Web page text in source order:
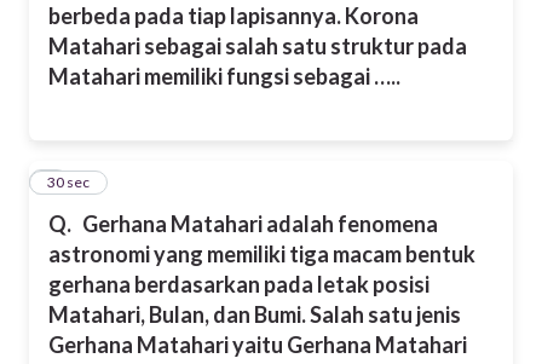
berbeda pada tiap lapisannya. Korona
Matahari sebagai salah satu struktur pada
Matahari memiliki fungsi sebagai …..
Q. Gerhana Matahari adalah fenomena
astronomi yang memiliki tiga macam bentuk
gerhana berdasarkan pada letak posisi
Matahari, Bulan, dan Bumi. Salah satu jenis
Gerhana Matahari yaitu Gerhana Matahari
5
30 sec